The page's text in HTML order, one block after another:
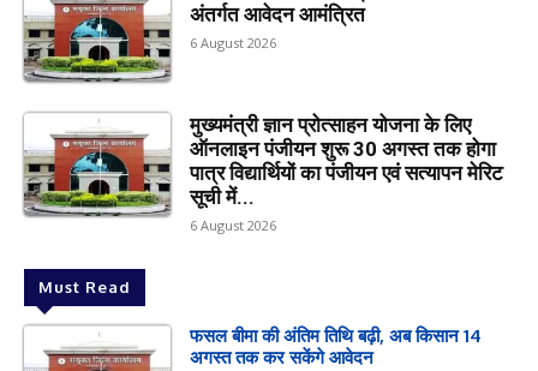
अंतर्गत आवेदन आमंत्रित
6 August 2026
मुख्यमंत्री ज्ञान प्रोत्साहन योजना के लिए
ऑनलाइन पंजीयन शुरू 30 अगस्त तक होगा
पात्र विद्यार्थियों का पंजीयन एवं सत्यापन मेरिट
सूची में...
6 August 2026
Must Read
फसल बीमा की अंतिम तिथि बढ़ी, अब किसान 14
अगस्त तक कर सकेंगे आवेदन